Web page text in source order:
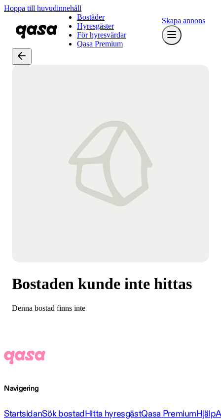
Hoppa till huvudinnehåll
Bostäder
Hyresgäster
För hyresvärdar
Qasa Premium
Skapa annons
Bostaden kunde inte hittas
Denna bostad finns inte
Navigering
StartsidanSök bostadHitta hyresgästQasa PremiumHjälp